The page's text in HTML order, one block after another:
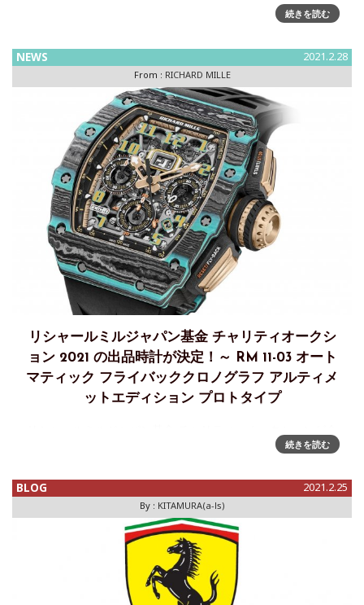
ニュースを掲載したが、2021年のシーズンでも、FI
続きを読む
NEWS 2021.2.28
From : RICHARD MILLE
リシャールミルジャパン基金 チャリティオークシ
ョン 2021 の出品時計が決定！～ RM 11-03 オート
マティック フライバッククロノグラフ アルティメ
ットエディション プロトタイプ
年も開催される。今年の出品作品は、2020年5月発表の、RM
ション」のプロトタイプだ！！以下、その詳細を速報する。
続きを読む
BLOG 2021.2.25
By : KITAMURA(a-ls)